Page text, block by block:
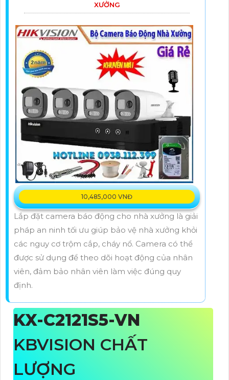
XƯỞNG
10,485,000 VNĐ
Lắp đặt camera báo động cho nhà xưởng là giải
pháp an ninh tối ưu giúp bảo vệ nhà xưởng khỏi
các nguy cơ trộm cắp, cháy nổ. Camera có thể
được sử dụng để theo dõi hoạt động của nhân
viên, đảm bảo nhân viên làm việc đúng quy
định.
KX-C2121S5-VN
KBVISION CHẤT
LƯỢNG